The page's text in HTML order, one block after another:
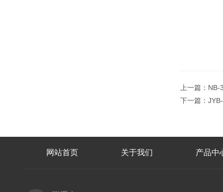
上一篇： NB-
下一篇：
网站首页 关于我们 产品中